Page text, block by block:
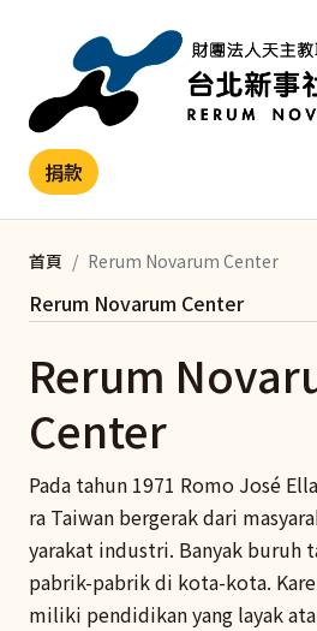
捐款
首頁 Rerum Novarum Center
Rerum
Center
Pada tahun 1971 Romo José
ra Taiwan bergerak dari
yarakat industri. Banyak buruh
pabrik-pabrik di kota-kota.
miliki pendidikan yang layak
Rerum Novarum Center